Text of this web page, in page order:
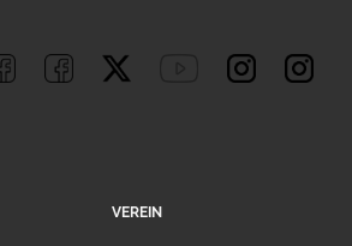
VEREIN